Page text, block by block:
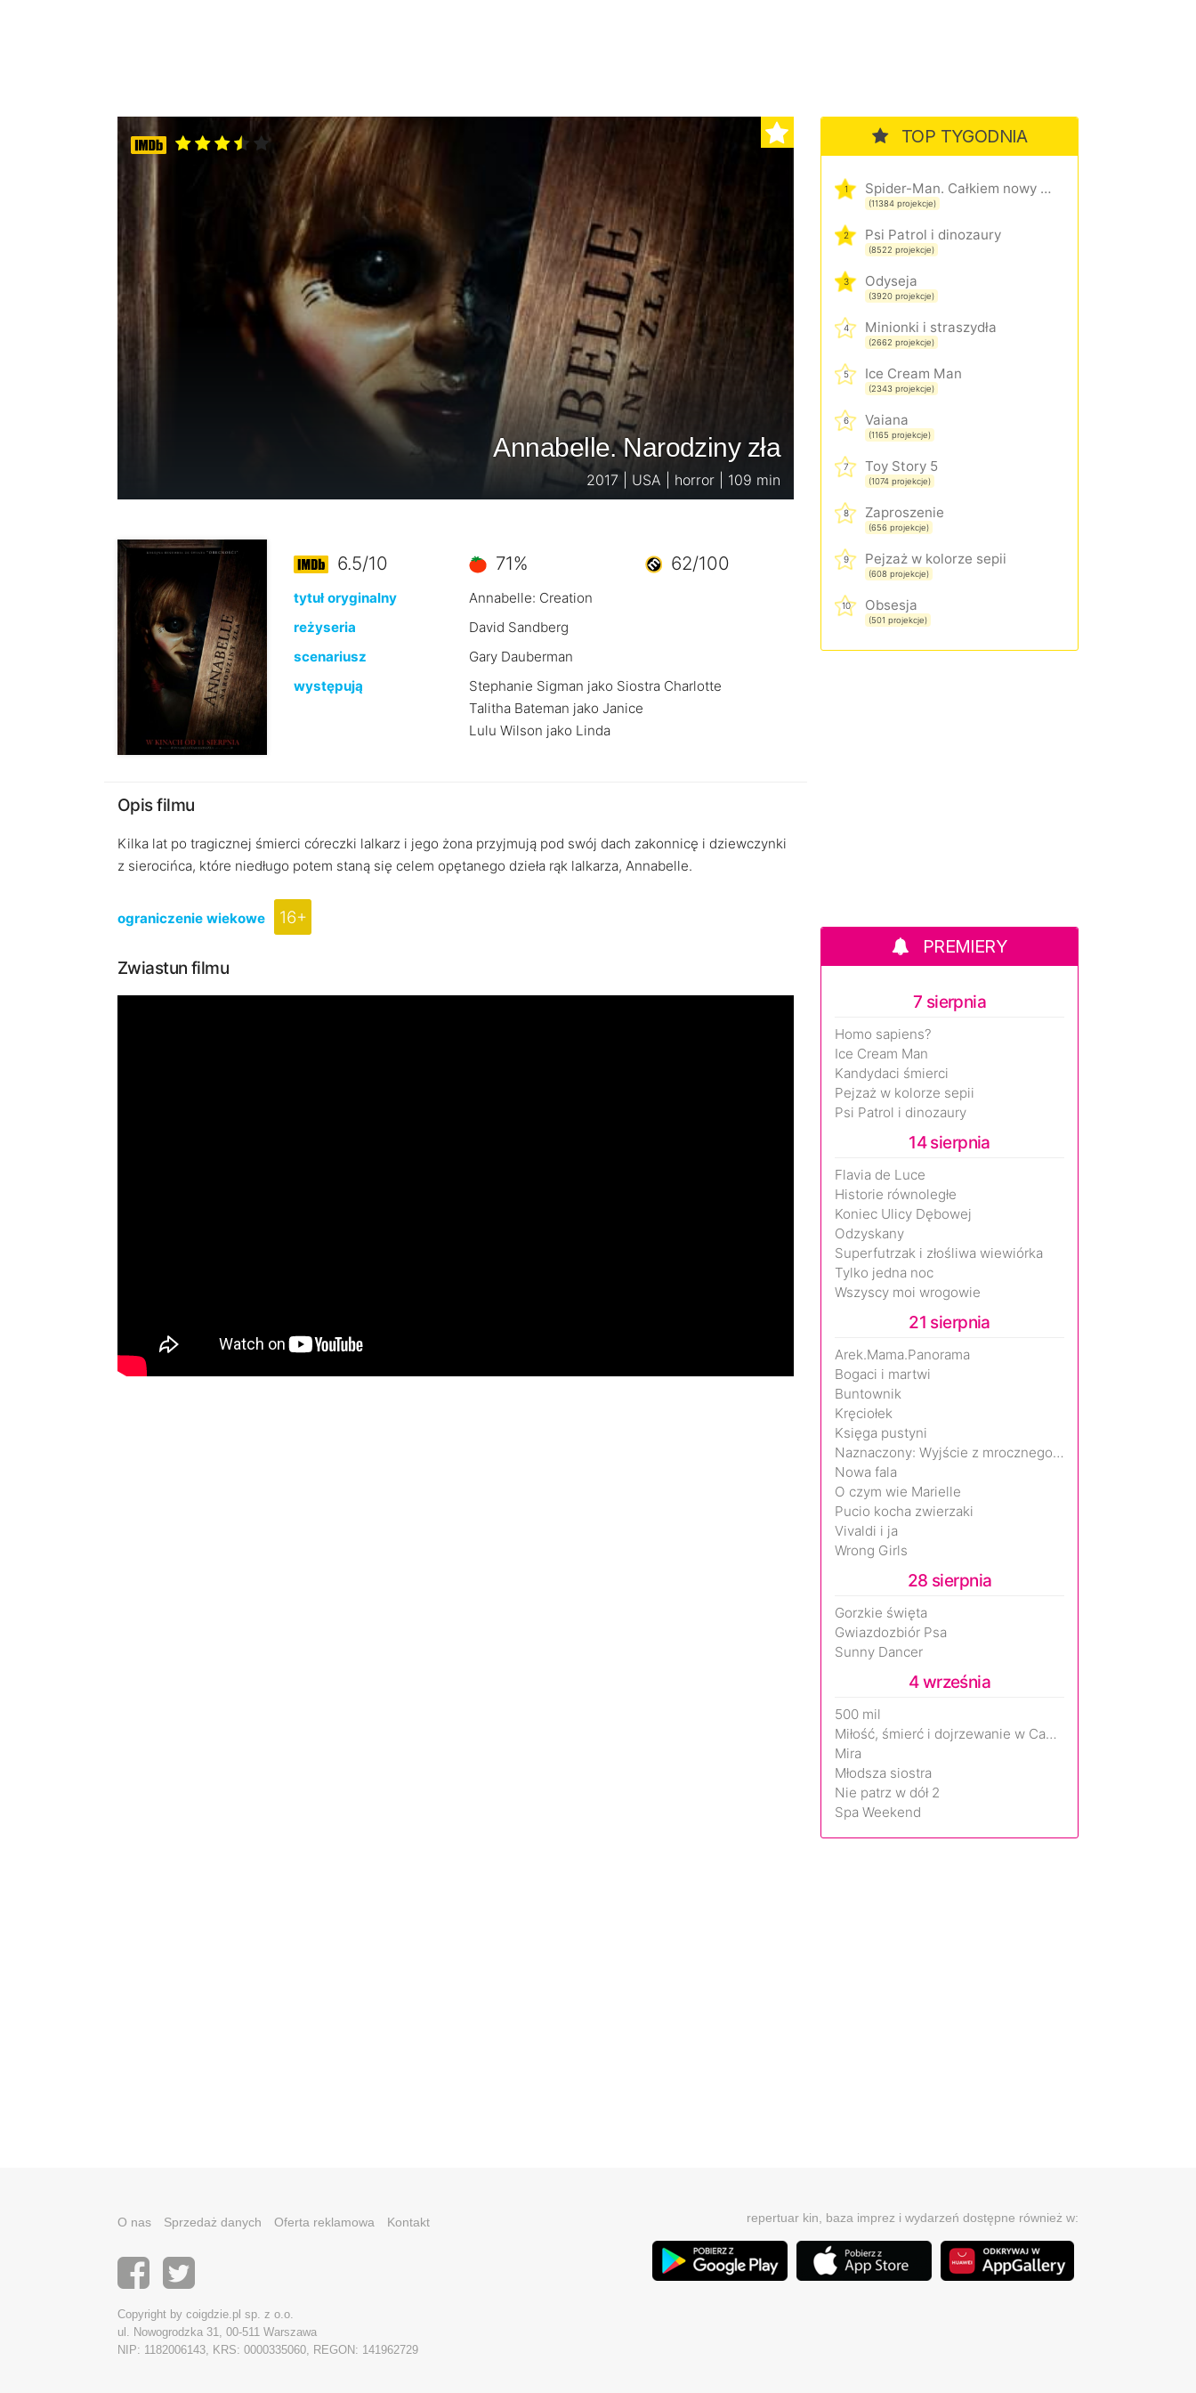
Annabelle. Narodziny zła
2017 | USA | horror | 109 min
6.5/10 71% 62/100
tytuł oryginalny
Annabelle: Creation
reżyseria
David Sandberg
scenariusz
Gary Dauberman
występują
Stephanie Sigman jako Siostra Charlotte
Talitha Bateman jako Janice
Lulu Wilson jako Linda
Opis filmu
Kilka lat po tragicznej śmierci córeczki lalkarz i jego żona przyjmują pod swój dach zakonnicę i dziewczynki
z sierocińca, które niedługo potem staną się celem opętanego dzieła rąk lalkarza, Annabelle.
ograniczenie wiekowe 16+
Zwiastun filmu
TOP TYGODNIA
1 Spider-Man. Całkiem nowy dzień
(11384 projekcje)
2 Psi Patrol i dinozaury
(8522 projekcje)
3 Odyseja
(3920 projekcje)
4 Minionki i straszydła
(2662 projekcje)
5 Ice Cream Man
(2343 projekcje)
6 Vaiana
(1165 projekcje)
7 Toy Story 5
(1074 projekcje)
8 Zaproszenie
(656 projekcje)
9 Pejzaż w kolorze sepii
(608 projekcje)
10 Obsesja
(501 projekcje)
PREMIERY
7 sierpnia
Homo sapiens?
Ice Cream Man
Kandydaci śmierci
Pejzaż w kolorze sepii
Psi Patrol i dinozaury
14 sierpnia
Flavia de Luce
Historie równoległe
Koniec Ulicy Dębowej
Odzyskany
Superfutrzak i złośliwa wiewiórka
Tylko jedna noc
Wszyscy moi wrogowie
21 sierpnia
Arek.Mama.Panorama
Bogaci i martwi
Buntownik
Kręciołek
Księga pustyni
Naznaczony: Wyjście z mrocznego wymiaru
Nowa fala
O czym wie Marielle
Pucio kocha zwierzaki
Vivaldi i ja
Wrong Girls
28 sierpnia
Gorzkie święta
Gwiazdozbiór Psa
Sunny Dancer
4 września
500 mil
Miłość, śmierć i dojrzewanie w Camp Miasma
Mira
Młodsza siostra
Nie patrz w dół 2
Spa Weekend
O nas Sprzedaż danych Oferta reklamowa Kontakt
Copyright by coigdzie.pl sp. z o.o.
ul. Nowogrodzka 31, 00-511 Warszawa
NIP: 1182006143, KRS: 0000335060, REGON: 141962729
repertuar kin, baza imprez i wydarzeń dostępne również w: